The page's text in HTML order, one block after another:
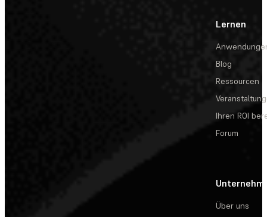
Lernen
Blog
Ressourcen
Ihren ROI
Forum
Über uns